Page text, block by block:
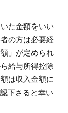
た金額をいい
の方は必要経
」が定められ
給与所得控除
は収入金額に
下さると幸い